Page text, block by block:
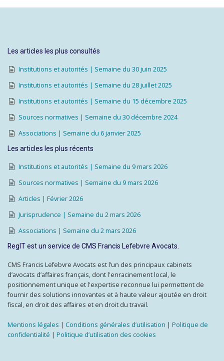
Les articles les plus consultés
Institutions et autorités | Semaine du 30 juin 2025
Institutions et autorités | Semaine du 28 juillet 2025
Institutions et autorités | Semaine du 15 décembre 2025
Sources normatives | Semaine du 30 décembre 2024
Associations | Semaine du 6 janvier 2025
Les articles les plus récents
Institutions et autorités | Semaine du 9 mars 2026
Sources normatives | Semaine du 9 mars 2026
Articles | Février 2026
Jurisprudence | Semaine du 2 mars 2026
Associations | Semaine du 2 mars 2026
RegIT est un service de CMS Francis Lefebvre Avocats.
CMS Francis Lefebvre Avocats est l’un des principaux cabinets
d’avocats d’affaires français, dont l'enracinement local, le
positionnement unique et l'expertise reconnue lui permettent de
fournir des solutions innovantes et à haute valeur ajoutée en droit
fiscal, en droit des affaires et en droit du travail.
Mentions légales | Conditions générales d’utilisation | Politique de
confidentialité | Politique d’utilisation des cookies